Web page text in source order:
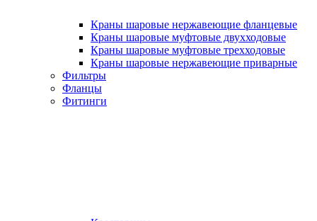
Краны шаровые нержавеющие фланцевые
Краны шаровые муфтовые двухходовые
Краны шаровые муфтовые трехходовые
Краны шаровые нержавеющие приварные
Фильтры
Фланцы
Фитинги